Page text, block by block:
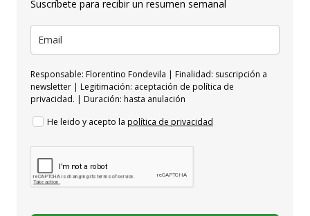
Suscríbete para recibir un resumen semanal
Responsable: Florentino Fondevila | Finalidad: suscripción a
newsletter | Legitimación: aceptación de política de
privacidad. | Duración: hasta anulación
He leido y acepto la política de privacidad